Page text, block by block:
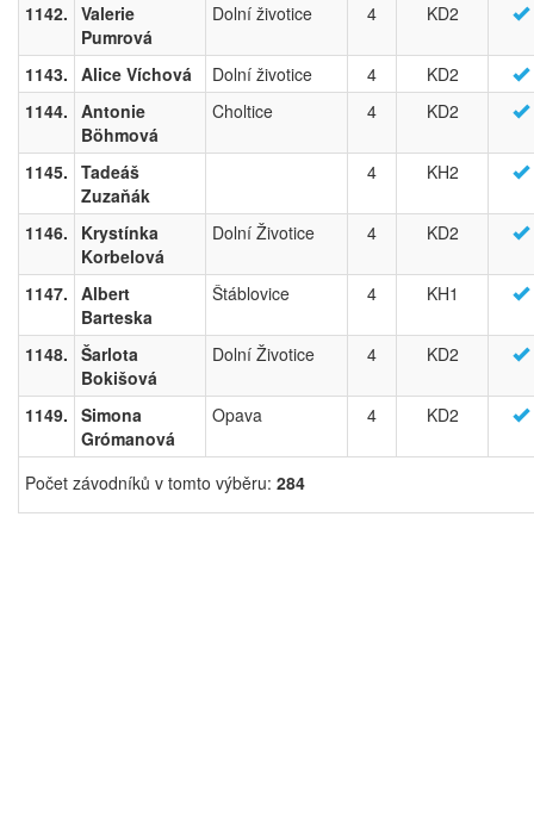
1142. Valerie
Pumrová
Dolní životice 4 KD2
1143. Alice Víchová Dolní životice 4
KD2
1144. Antonie
Böhmová
Choltice 4 KD2
1145. Tadeáš
Zuzaňák
4 KH2
1146.
Krystínka
Korbelová
Dolní Životice 4 KD2
1147. Albert
Barteska
Štáblovice 4 KH1
1148. Šarlota
Bokišová
Dolní Životice 4 KD2
1149. Simona
Grómanová
Opava 4 KD2
Počet závodníků v tomto výběru: 284